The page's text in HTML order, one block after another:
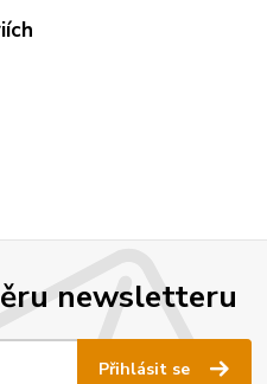
newsletteru
Přihlásit se